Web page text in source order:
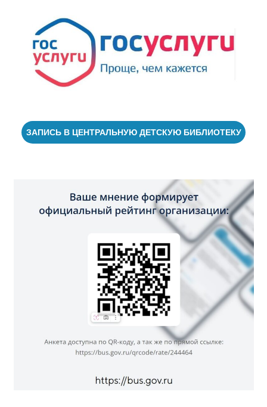
ЗАПИСЬ В ЦЕНТРАЛЬНУЮ ДЕТСКУЮ БИБЛИОТЕКУ